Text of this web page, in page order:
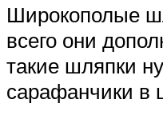
Широкополые
всего они
такие шляпки
сарафанчики в